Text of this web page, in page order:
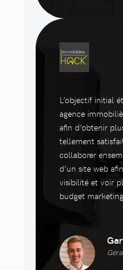
L’objectif initial
agence
afin d’obtenir
tellement
collaborer
d’un site web
visibilité et voir
budget